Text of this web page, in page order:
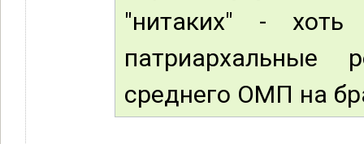
"нитаких" -
патриархальные
среднего ОМП на